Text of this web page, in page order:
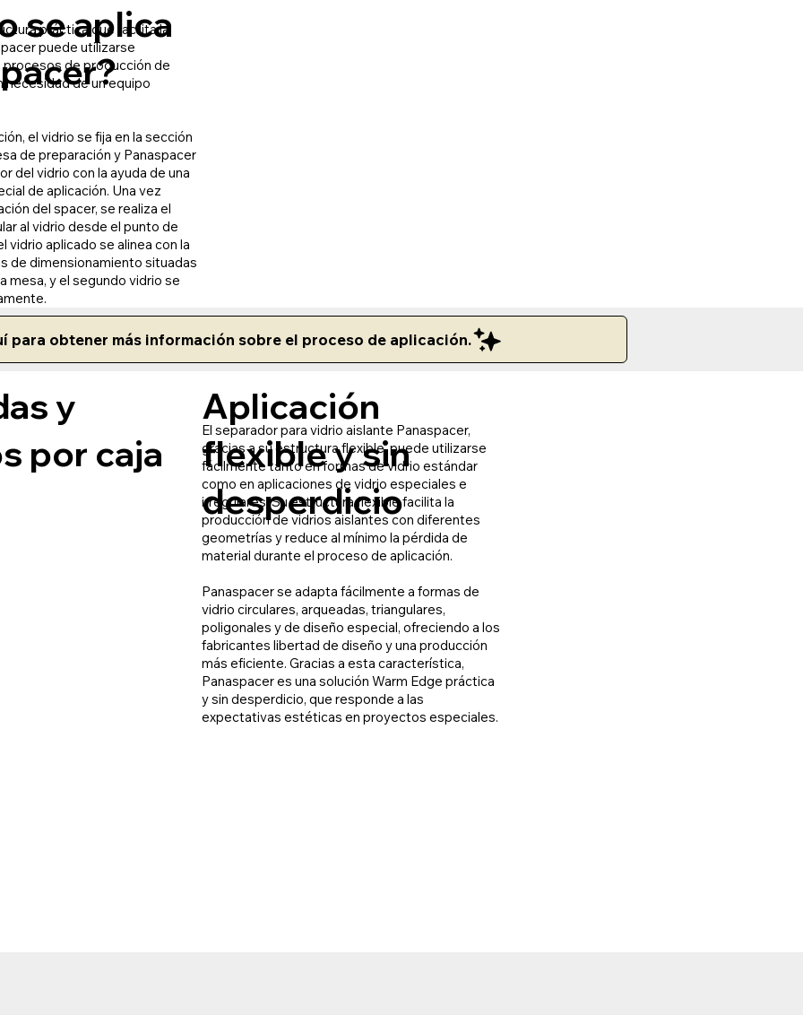
práctica que facilita la
puede utilizarse
de producción de
necesidad de un equipo
el vidrio se fija en la sección
de preparación y Panaspacer
del vidrio con la ayuda de una
de aplicación. Una vez
del spacer, se realiza el
al vidrio desde el punto de
vidrio aplicado se alinea con la
de dimensionamiento situadas
mesa, y el segundo vidrio se
se aplica
para obtener más información sobre el proceso de aplicación.
y
por caja
Aplicación
flexible y sin
desperdicio
El separador para vidrio aislante Panaspacer,
gracias a su estructura flexible, puede utilizarse
fácilmente tanto en formas de vidrio estándar
como en aplicaciones de vidrio especiales e
irregulares. Su estructura flexible facilita la
producción de vidrios aislantes con diferentes
geometrías y reduce al mínimo la pérdida de
material durante el proceso de aplicación.
Panaspacer se adapta fácilmente a formas de
vidrio circulares, arqueadas, triangulares,
poligonales y de diseño especial, ofreciendo a los
fabricantes libertad de diseño y una producción
más eficiente. Gracias a esta característica,
Panaspacer es una solución Warm Edge práctica
y sin desperdicio, que responde a las
expectativas estéticas en proyectos especiales.